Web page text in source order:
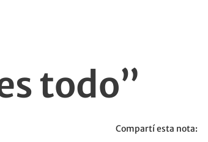
todo”
Compartí esta nota: